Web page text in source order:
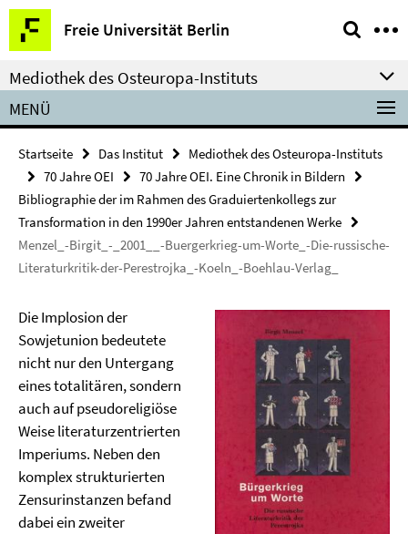
Springe
direkt
zu
Inhalt
Freie Universität Berlin
Service-
Navigation
Mediothek des Osteuropa-Instituts
MENÜ
Startseite Das Institut
Mediothek des Osteuropa-Instituts
70 Jahre OEI
70 Jahre OEI. Eine Chronik in Bildern
Bibliographie der im Rahmen des Graduiertenkollegs zur
Transformation in den 1990er Jahren entstandenen Werke
Menzel_-Birgit_-_2001__-Buergerkrieg-um-Worte_-Die-russische-
Literaturkritik-der-Perestrojka_-Koeln_-Boehlau-Verlag_
Die Implosion der
Sowjetunion bedeutete
nicht nur den Untergang
eines totalitären, sondern
auch auf pseudoreligiöse
Weise literaturzentrierten
Imperiums. Neben den
komplex strukturierten
Zensurinstanzen befand
dabei ein zweiter